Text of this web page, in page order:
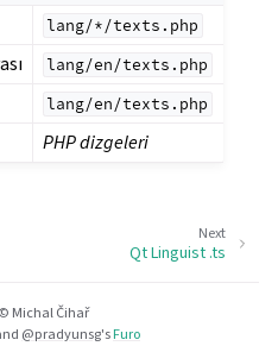
lang/*/texts.php
lang/en/texts.php
lang/en/texts.php
PHP dizgeleri
Next
Qt Linguist .ts
Michal Čihař
@pradyunsg'sFuro